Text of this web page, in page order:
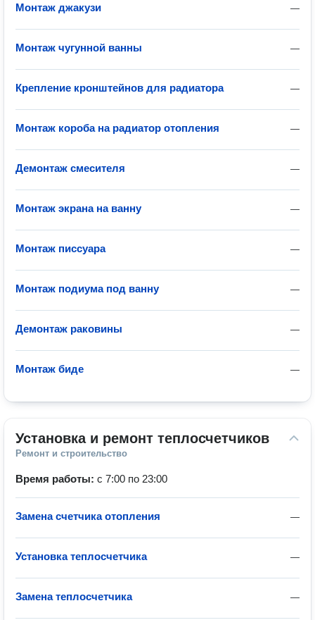
—
Монтаж джакузи
—
Монтаж чугунной ванны
—
Крепление кронштейнов для радиатора
—
Монтаж короба на радиатор отопления
—
Демонтаж смесителя
—
Монтаж экрана на ванну
—
Монтаж писсуара
—
Монтаж подиума под ванну
—
Демонтаж раковины
—
Монтаж биде
Установка и ремонт теплосчетчиков
Ремонт и строительство
Время работы: с 7:00 по 23:00
—
Замена счетчика отопления
—
Установка теплосчетчика
—
Замена теплосчетчика